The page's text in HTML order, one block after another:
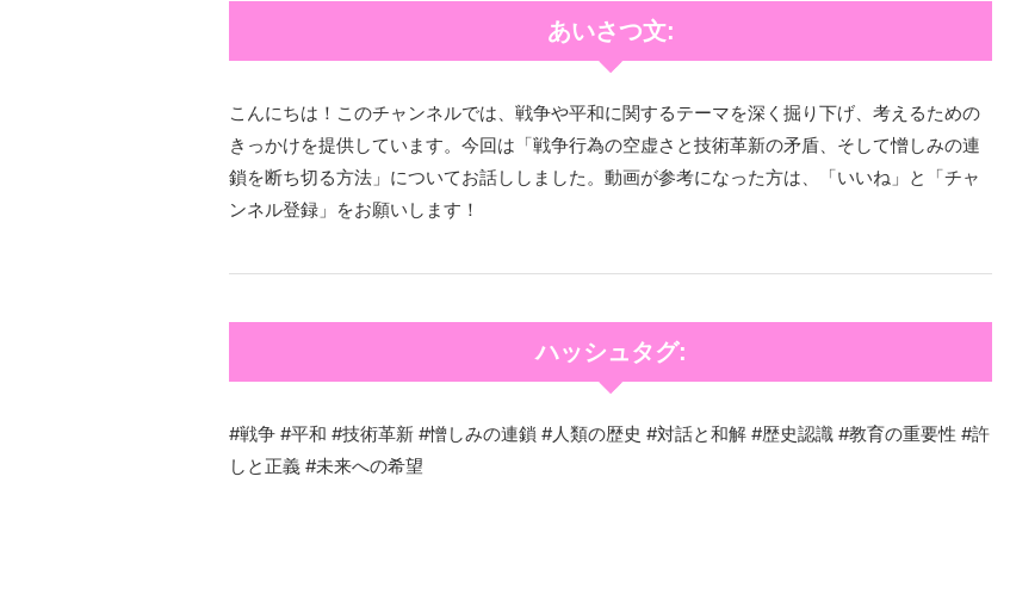
あいさつ文:
こんにちは！このチャンネルでは、戦争や平和に関するテーマを深く掘り下げ、考えるための
きっかけを提供しています。今回は「戦争行為の空虚さと技術革新の矛盾、そして憎しみの連
鎖を断ち切る方法」についてお話ししました。動画が参考になった方は、「いいね」と「チャ
ンネル登録」をお願いします！
ハッシュタグ:
#戦争 #平和 #技術革新 #憎しみの連鎖 #人類の歴史 #対話と和解 #歴史認識 #教育の重要性 #許
しと正義 #未来への希望